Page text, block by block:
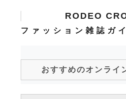
RODEO
ファッション雑誌ガ
おすすめのオンライ